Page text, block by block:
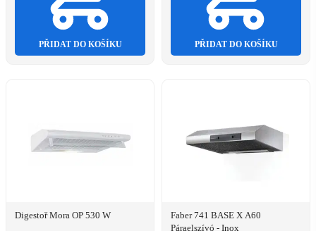
PŘIDAT DO KOŠÍKU PŘIDAT DO KOŠÍKU
Digestoř Mora OP 530 W
Faber 741 BASE X A60
Páraelszívó - Inox